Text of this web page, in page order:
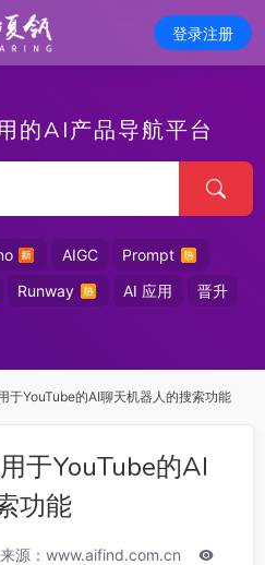
登录注册
的AI产品导航平台
AIGC
Prompt
Runway AI 应用 晋升
于YouTube的AI聊天机器人的搜索功能
于YouTube的AI
功能
来源：www.aifind.com.cn